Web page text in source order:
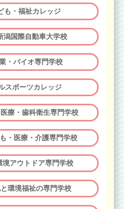
も・福祉カレッジ
潟国際自動車大学校
・バイオ専門学校
スポーツカレッジ
療・歯科衛生専門学校
・医療・介護専門学校
アウトドア専門学校
環境福祉の専門学校